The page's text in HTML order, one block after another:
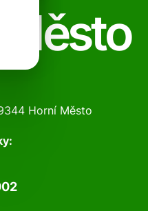
Horní Město